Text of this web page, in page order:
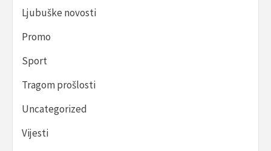
Ljubuške novosti
Promo
Sport
Tragom prošlosti
Uncategorized
Vijesti